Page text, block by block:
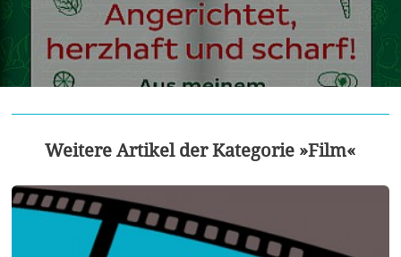
Weitere Artikel der Kategorie »Film«